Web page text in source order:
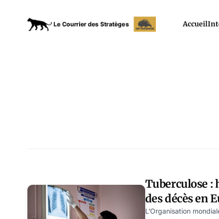
Accueil
Tuberculose :
des décès en
L’Organisation